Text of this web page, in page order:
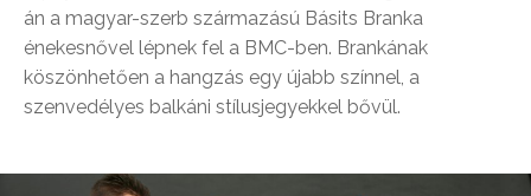
án a magyar-szerb származású Básits Branka
énekesnővel lépnek fel a BMC-ben. Brankának
köszönhetően a hangzás egy újabb színnel, a
szenvedélyes balkáni stílusjegyekkel bővül.